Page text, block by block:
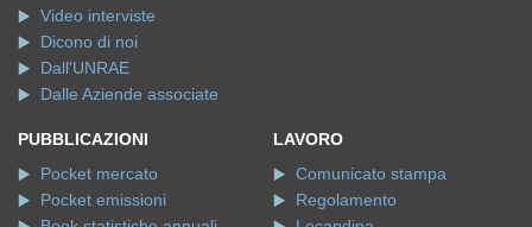
Video interviste
Dicono di noi
Dall'UNRAE
Dalle Aziende associate
PUBBLICAZIONI
Pocket mercato
Pocket emissioni
LAVORO
Comunicato stampa
Regolamento